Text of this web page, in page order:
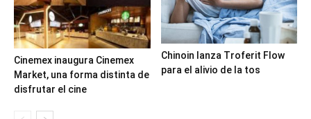
Cinemex inaugura Cinemex
Market, una forma distinta de
disfrutar el cine
Chinoin lanza Troferit Flow
para el alivio de la tos